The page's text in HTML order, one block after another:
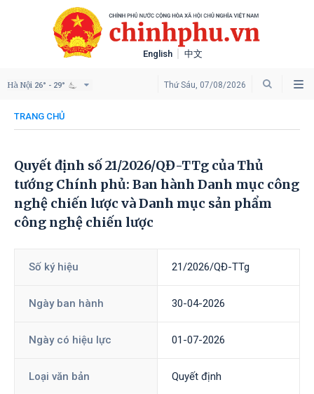
English 中文
Thứ Sáu, 07/08/2026
Hà Nội 26° - 29°
TRANG CHỦ
Quyết định số 21/2026/QĐ-TTg của Thủ
tướng Chính phủ: Ban hành Danh mục công
nghệ chiến lược và Danh mục sản phẩm
công nghệ chiến lược
Số ký hiệu 21/2026/QĐ-TTg
Ngày ban hành 30-04-2026
Ngày có hiệu lực 01-07-2026
Loại văn bản Quyết định